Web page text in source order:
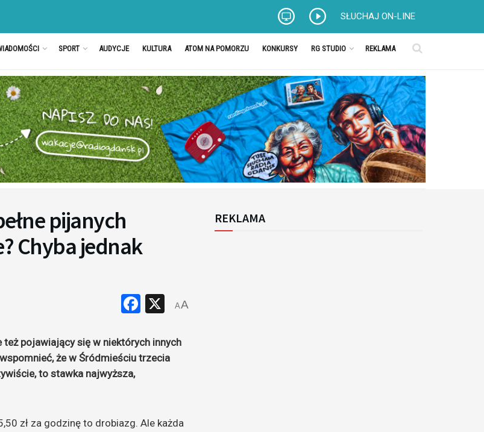
SŁUCHAJ ON-LINE
SPORT AUDYCJE KULTURA ATOM NA POMORZU KONKURSY RG STUDIO REKLAMA
pijanych
Chyba jednak
Facebook
X
AA
pojawiający się w niektórych innych
że w Śródmieściu trzecia
to stawka najwyższa,
zł za godzinę to drobiazg. Ale każda
REKLAMA